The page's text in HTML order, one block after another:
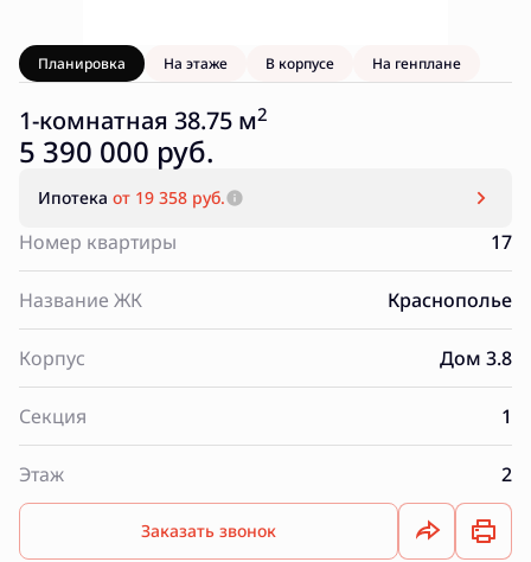
Планировка На этаже В корпусе На генплане
1-комнатная 38.75 м2
5 390 000 руб.
Ипотека от 19 358 руб.
Номер квартиры 17
Название ЖК Краснополье
Корпус Дом 3.8
Секция 1
Этаж 2
Заказать звонок